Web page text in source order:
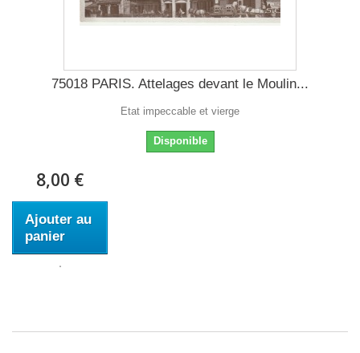
75018 PARIS. Attelages devant le Moulin...
Etat impeccable et vierge
Disponible
8,00 €
Ajouter au
panier